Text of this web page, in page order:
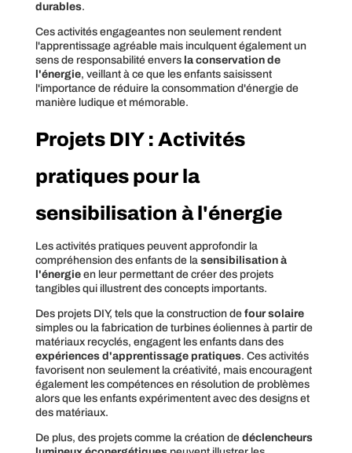
durables.
Ces activités engageantes non seulement rendent
l'apprentissage agréable mais inculquent également un
sens de responsabilité envers la conservation de
l'énergie, veillant à ce que les enfants saisissent
l'importance de réduire la consommation d'énergie de
manière ludique et mémorable.
Projets DIY : Activités
pratiques pour la
sensibilisation à l'énergie
Les activités pratiques peuvent approfondir la
compréhension des enfants de la sensibilisation à
l'énergieen leur permettant de créer des projets
tangibles qui illustrent des concepts importants.
Des projets DIY, tels que la construction de four solaire
simples ou la fabrication de turbines éoliennes à partir de
matériaux recyclés, engagent les enfants dans des
expériences d'apprentissage pratiques. Ces activités
favorisent non seulement la créativité, mais encouragent
également les compétences en résolution de problèmes
alors que les enfants expérimentent avec des designs et
des matériaux.
De plus, des projets comme la création de déclencheurs